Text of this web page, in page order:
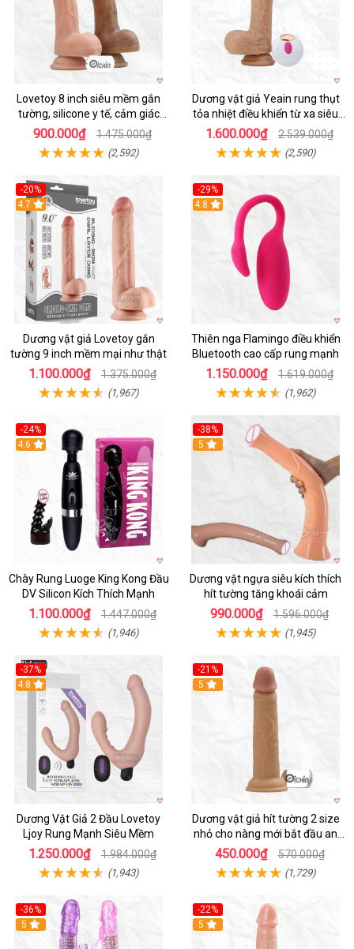
Lovetoy 8 inch siêu mềm gắn
tường, silicone y tế, cảm giác
thật
900.000₫ 1.475.000₫
(2,592)
Dương vật giả Yeain rung thụt
tỏa nhiệt điều khiển từ xa siêu
HOT
1.600.000₫ 2.539.000₫
(2,590)
-20%
Hot
4.7
Dương vật giả Lovetoy gắn
tường 9 inch mềm mại như thật
1.100.000₫ 1.375.000₫
(1,967)
-29%
Hot
4.8
Thiên nga Flamingo điều khiển
Bluetooth cao cấp rung mạnh
1.150.000₫ 1.619.000₫
(1,962)
-24%
4.6
Chày Rung Luoge King Kong Đầu
DV Silicon Kích Thích Mạnh
1.100.000₫ 1.447.000₫
(1,946)
-38%
Hot
5
Dương vật ngựa siêu kích thích
hít tường tăng khoái cảm
990.000₫ 1.596.000₫
(1,945)
-37%
Hot
4.8
Dương Vật Giả 2 Đầu Lovetoy
Ljoy Rung Mạnh Siêu Mềm
1.250.000₫ 1.984.000₫
(1,943)
-21%
Hot
5
Dương vật giả hít tường 2 size
nhỏ cho nàng mới bắt đầu an
toàn dễ dùng
450.000₫ 570.000₫
(1,729)
-36%
Hot
5
-22%
Hot
5